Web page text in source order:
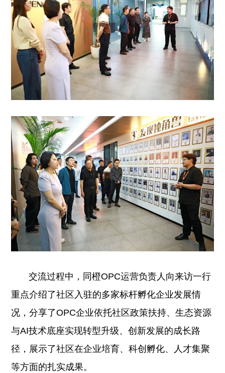
交流过程中，同橙OPC运营负责人向来访一行
重点介绍了社区入驻的多家标杆孵化企业发展情
况，分享了OPC企业依托社区政策扶持、生态资源
与AI技术底座实现转型升级、创新发展的成长路
径，展示了社区在企业培育、科创孵化、人才集聚
等方面的扎实成果。